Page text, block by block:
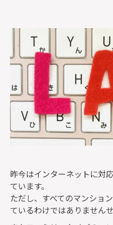
昨今はインターネットに対
ています。
ただし、すべてのマンショ
ているわけではありませんせ